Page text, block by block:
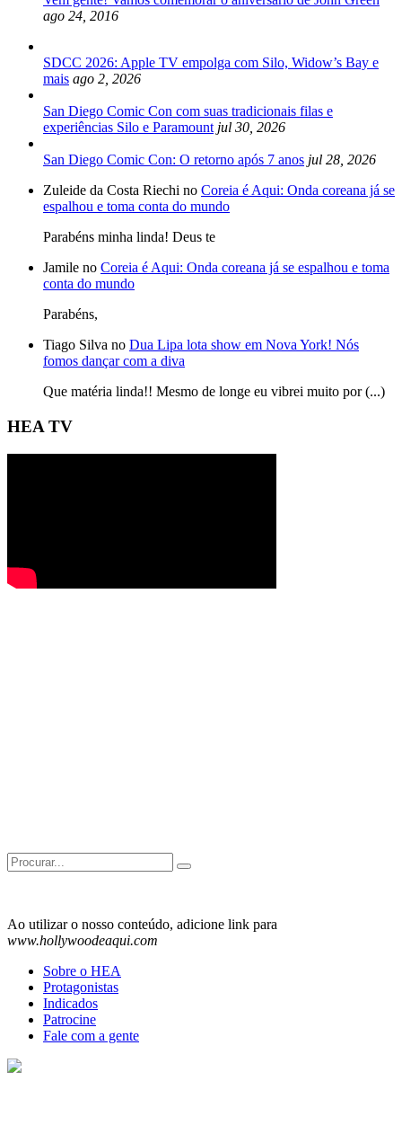
ago 24, 2016
SDCC 2026: Apple TV empolga com Silo, Widow’s Bay e
mais ago 2, 2026
San Diego Comic Con com suas tradicionais filas e
experiências Silo e Paramount jul 30, 2026
San Diego Comic Con: O retorno após 7 anos jul 28, 2026
Zuleide da Costa Riechi no Coreia é Aqui: Onda coreana já se
espalhou e toma conta do mundo
Parabéns minha linda! Deus te
Jamile no Coreia é Aqui: Onda coreana já se espalhou e toma
conta do mundo
Parabéns,
Tiago Silva no Dua Lipa lota show em Nova York! Nós
fomos dançar com a diva
Que matéria linda!! Mesmo de longe eu vibrei muito por (...)
HEA TV
Search
for:
Ao utilizar o nosso conteúdo, adicione link para
www.hollywoodeaqui.com
Sobre o HEA
Protagonistas
Indicados
Patrocine
Fale com a gente